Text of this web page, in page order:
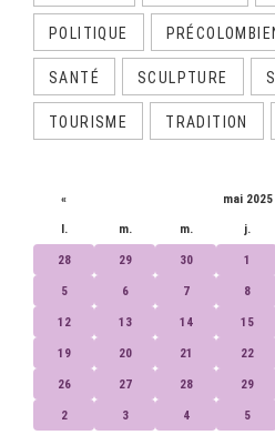
POLITIQUE
SANTÉ SCULPTURE
TOURISME TRADITION
« mai 2025
l. m. m. j.
28 29 30 1
5 6 7 8
12 13 14 15
19 20 21 22
26 27 28 29
2 3 4 5